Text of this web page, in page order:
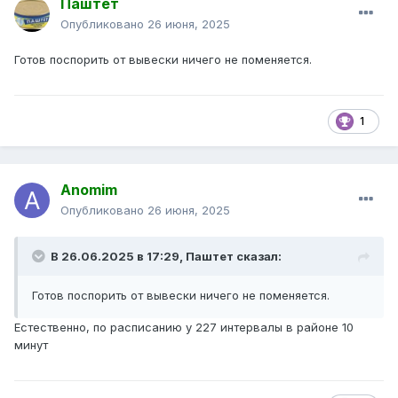
Паштет
Опубликовано 26 июня, 2025
Готов поспорить от вывески ничего не поменяется.
1
Anomim
Опубликовано 26 июня, 2025
В 26.06.2025 в 17:29, Паштет сказал:
Готов поспорить от вывески ничего не поменяется.
Естественно, по расписанию у 227 интервалы в районе 10
минут